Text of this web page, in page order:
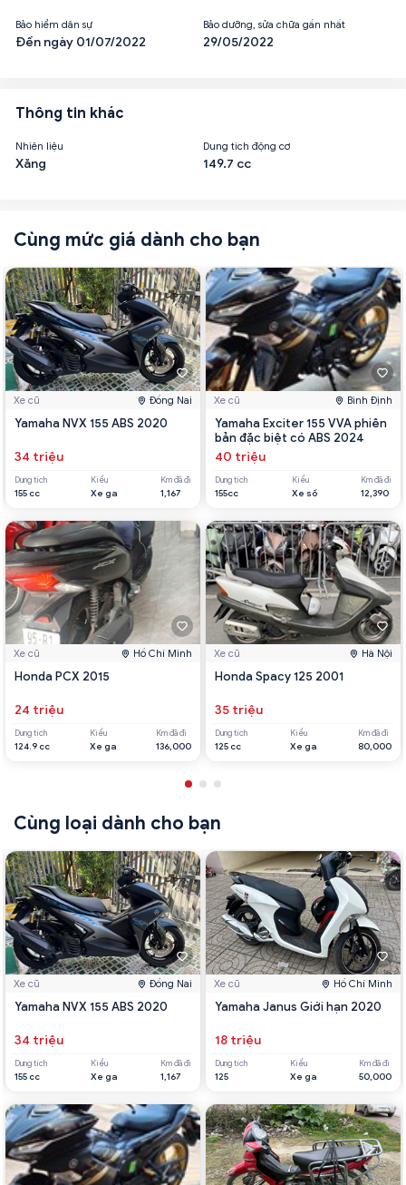
Bảo hiểm dân sự
Đến ngày 01/07/2022
Bảo dưỡng, sửa chữa gần nhất
29/05/2022
Thông tin khác
Nhiên liệu
Xăng
Dung tích động cơ
149.7 cc
Cùng mức giá dành cho bạn
Xe cũ Đồng Nai
Yamaha NVX 155 ABS 2020
34 triệu
Dung tích
155 cc
Kiểu
Xe ga
Km đã đi
1,167
Xe cũ Hồ Chí Minh
Honda PCX 2015
24 triệu
Dung tích
124.9 cc
Kiểu
Xe ga
Km đã đi
136,000
Xe cũ Bình Định
Yamaha Exciter 155 VVA phiên
bản đặc biệt có ABS 2024
40 triệu
Dung tích
155cc
Kiểu
Xe số
Km đã đi
12,390
Xe cũ Hà Nội
Honda Spacy 125 2001
35 triệu
Dung tích
125 cc
Kiểu
Xe ga
Km đã đi
80,000
Cùng loại dành cho bạn
Xe cũ Đồng Nai
Yamaha NVX 155 ABS 2020
34 triệu
Dung tích
155 cc
Kiểu
Xe ga
Km đã đi
1,167
Xe cũ Hồ Chí Minh
Yamaha Janus Giới hạn 2020
18 triệu
Dung tích
125
Kiểu
Xe ga
Km đã đi
50,000